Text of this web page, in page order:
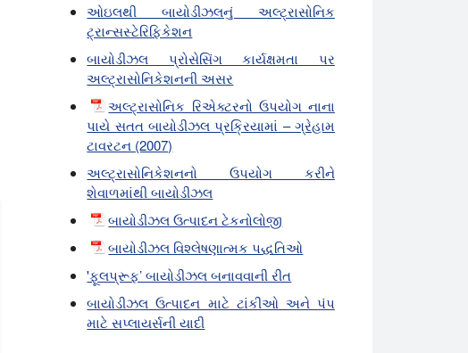
ઓઇલથી બાયોડીઝલનું અલ્ટ્રાસોનિક
ટ્રાન્સસ્ટેરિફિકેશન
બાયોડીઝલ પ્રોસેસિંગ કાર્યક્ષમતા પર
અલ્ટ્રાસોનિકેશનની અસર
અલ્ટ્રાસોનિક રિએક્ટરનો ઉપયોગ નાના
પાયે સતત બાયોડીઝલ પ્રક્રિયામાં – ગ્રેહામ
ટાવરટન (2007)
અલ્ટ્રાસોનિકેશનનો ઉપયોગ કરીને
શેવાળમાંથી બાયોડીઝલ
બાયોડીઝલ ઉત્પાદન ટેકનોલોજી
બાયોડીઝલ વિશ્લેષણાત્મક પદ્ધતિઓ
'ફૂલપ્રૂફ’ બાયોડીઝલ બનાવવાની રીત
બાયોડીઝલ ઉત્પાદન માટે ટાંકીઓ અને પંપ
માટે સપ્લાયર્સની યાદી